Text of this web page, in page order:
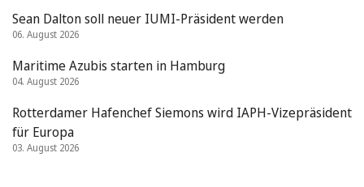
Sean Dalton soll neuer IUMI-Präsident werden
06. August 2026
Maritime Azubis starten in Hamburg
04. August 2026
Rotterdamer Hafenchef Siemons wird IAPH-Vizepräsident
für Europa
03. August 2026